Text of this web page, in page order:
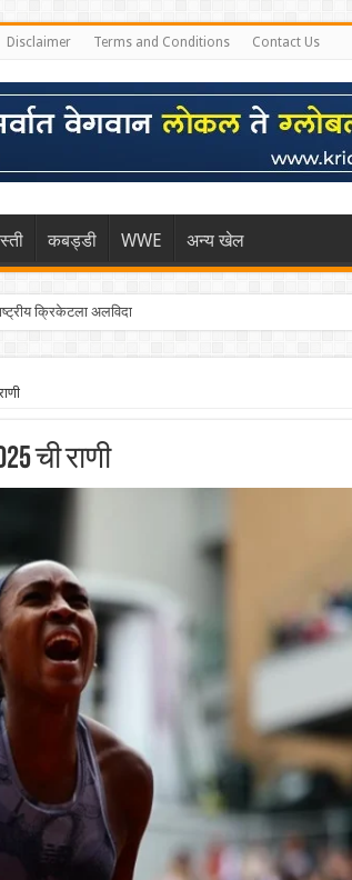
Disclaimer Terms and Conditions Contact Us
कबड्डी WWE अन्य खेल
क्रिकेटला अलविदा
ची राणी